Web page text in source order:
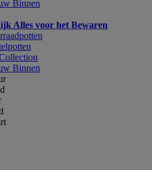
Binnen
Alles voor het Bewaren
Binnen